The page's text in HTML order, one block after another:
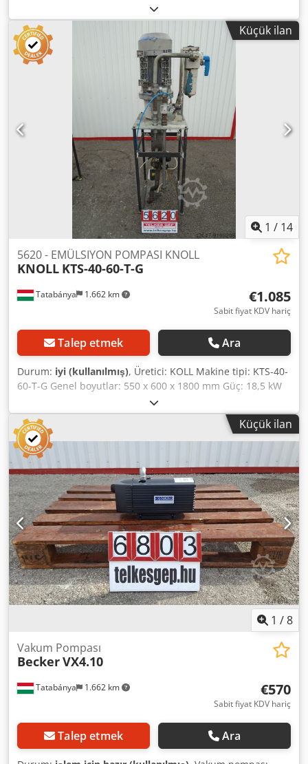
Küçük ilan
1 / 14
Tatabánya 1.662 km
5620 - EMÜLSIYON POMPASI KNOLL
KNOLL KTS-40-60-T-G
€1.085
Sabit fiyat KDV hariç
Talep etmek Ara
Durum: iyi (kullanılmış), Üretici: KOLL Makine tipi: KTS-40-
60-T-G Genel boyutlar: 550 x 600 x 1800 mm Güç: 18,5 kW
RPM: 2930 Yük kapasitesi viskoziteye bağlıdır Dedpek E
Dxksfx Al Aock
Küçük ilan
1 /8
Tatabánya 1.662 km
Vakum Pompası
BeckerVX4.10
€570
Sabit fiyat KDV hariç
Talep etmek Ara